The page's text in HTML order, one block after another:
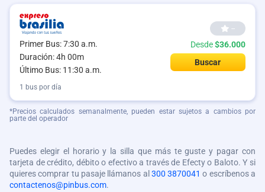
Primer Bus: 7:30 a.m.
Duración: 4h 00m
Último Bus: 11:30 a.m.
--
Desde$36.000
Buscar
1 bus por día
*Precios calculados semanalmente, pueden estar sujetos a cambios por
parte del operador
Puedes elegir el horario y la silla que más te guste y pagar con
tarjeta de crédito, débito o efectivo a través de Efecty o Baloto. Y si
quieres comprar tu pasaje llámanos al 300 3870041 o escríbenos a
contactenos@pinbus.com.